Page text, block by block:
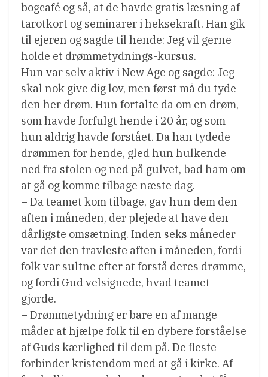
bogcafé og så, at de havde gratis læsning af
tarotkort og seminarer i heksekraft. Han gik
til ejeren og sagde til hende: Jeg vil gerne
holde et drømmetydnings-kursus.
Hun var selv aktiv i New Age og sagde: Jeg
skal nok give dig lov, men først må du tyde
den her drøm. Hun fortalte da om en drøm,
som havde forfulgt hende i 20 år, og som
hun aldrig havde forstået. Da han tydede
drømmen for hende, gled hun hulkende
ned fra stolen og ned på gulvet, bad ham om
at gå og komme tilbage næste dag.
– Da teamet kom tilbage, gav hun dem den
aften i måneden, der plejede at have den
dårligste omsætning. Inden seks måneder
var det den travleste aften i måneden, fordi
folk var sultne efter at forstå deres drømme,
og fordi Gud velsignede, hvad teamet
gjorde.
– Drømmetydning er bare en af mange
måder at hjælpe folk til en dybere forståelse
af Guds kærlighed til dem på. De fleste
forbinder kristendom med at gå i kirke. Af